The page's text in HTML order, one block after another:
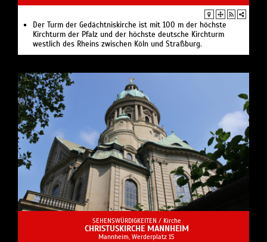
Der Turm der Gedächtniskirche ist mit 100 m der höchste
Kirchturm der Pfalz und der höchste deutsche Kirchturm
westlich des Rheins zwischen Köln und Straßburg.
SEHENSWÜRDIGKEITEN / Kirche
CHRISTUSKIRCHE MANNHEIM
Mannheim, Werderplatz 15